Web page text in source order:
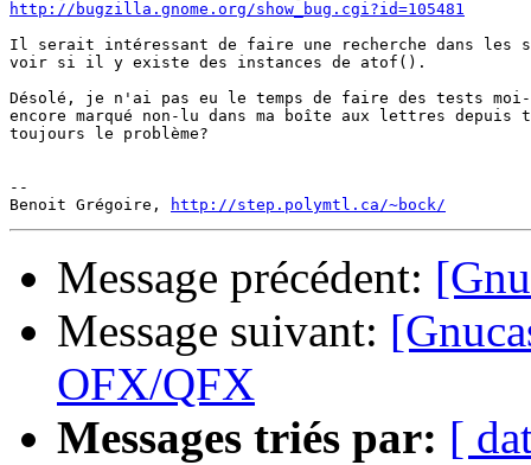
http://bugzilla.gnome.org/show_bug.cgi?id=105481
Il serait intéressant de faire une recherche dans les
voir si il y existe des instances de atof().
Désolé, je n'ai pas eu le temps de faire des tests moi-
encore marqué non-lu dans ma boîte aux lettres
toujours le problème?
--
Benoit Grégoire,
http://step.polymtl.ca/~bock/
Message précédent:
Message suivant:
OFX/QFX
Messages triés par: [